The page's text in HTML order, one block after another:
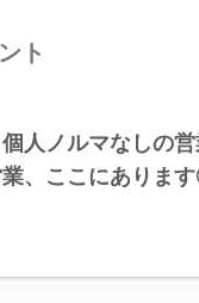
ト
人ノルマなしの
、ここにありま